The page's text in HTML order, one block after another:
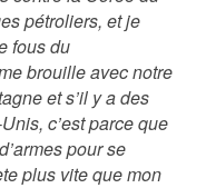
pétroliers, et je
fous du
brouille avec notre
et s’il y a des
c’est parce que
pour se
plus vite que mon